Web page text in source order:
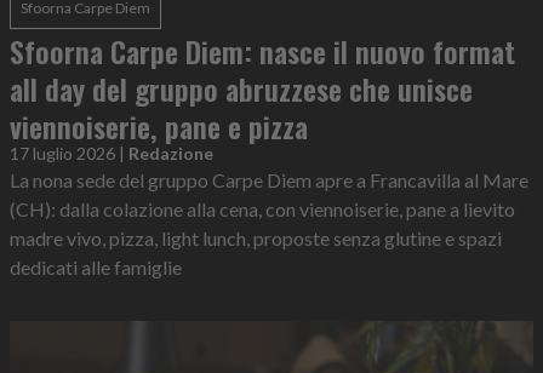
Sfoorna Carpe Diem
Sfoorna Carpe Diem: nasce il nuovo format
all day del gruppo abruzzese che unisce
viennoiserie, pane e pizza
17 luglio 2026 | Redazione
La nona sede del gruppo Carpe Diem apre a Francavilla al Mare
(CH): dalla colazione alla cena, con viennoiserie, pane a lievito
madre vivo, pizza, light lunch, proposte senza glutine e spazi
dedicati alle famiglie